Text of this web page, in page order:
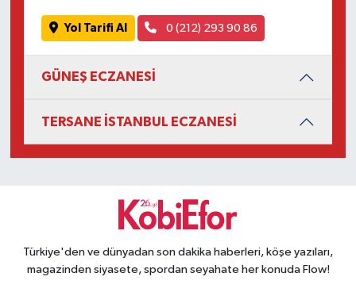
Yol Tarifi Al 0 (212) 293 90 86
GÜNEŞ ECZANESİ
TERSANE İSTANBUL ECZANESİ
Türkiye'den ve dünyadan son dakika haberleri, köşe yazıları,
magazinden siyasete, spordan seyahate her konuda Flow!